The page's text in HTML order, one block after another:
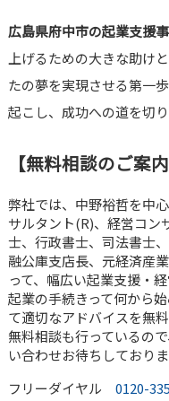
広島県府中市の起業支援
上げるための大きな助けと
たの夢を実現させる第一
起こし、成功への道を切
【無料相談のご案内
弊社では、中野裕哲を中
サルタント(R)、経営コン
士、行政書士、司法書士
融公庫支店長、元経済産
って、幅広い起業支援・
起業の手続きって何から
て適切なアドバイスを無
無料相談も行っているの
い合わせお待ちしておりま
フリーダイヤル 0120-